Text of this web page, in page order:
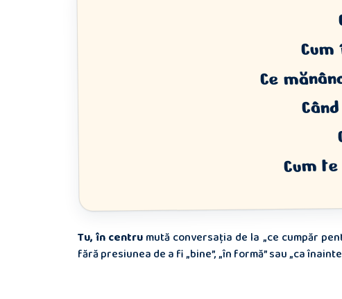
Ce
Cum
Tu, în centru mută conversația de la „ce cumpăr
fără presiunea de a fi „bine”, „în formă” sau „ca